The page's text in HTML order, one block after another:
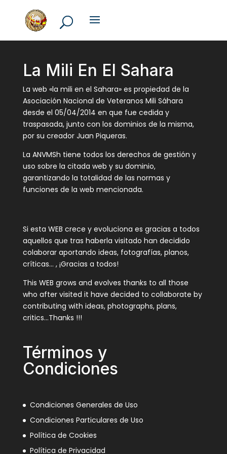
La Mili En El Sahara
La web «la mili en el Sahara» es propiedad de la
Asociación Nacional de Veteranos Mili Sáhara
desde el 05/04/2014 en que fue cedida y
traspasada, junto con los dominios de la misma,
por su creador Juan Piqueras.
La ANVMSh tiene todos los derechos de gestión y
uso sobre la citada web y su dominio,
garantizando la totalidad de las normas y
funciones de la web mencionada.
Si esta WEB crece y evoluciona es gracias a todos
aquellos que tras haberla visitado han decidido
colaborar aportando ideas, fotografías, planos,
críticas… , ¡Gracias a todos!
This WEB grows and evolves thanks to all those
who after visited it have decided to collaborate by
contributing with ideas, photographs, plans,
critics…Thanks !!!
Términos y
Condiciones
Condiciones Generales de Uso
Condiciones Particulares de Uso
Política de Cookies
Política de Privacidad